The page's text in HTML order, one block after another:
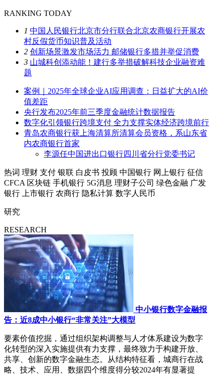
RANKING TODAY
1 中国人民银行北京市分行联合北京农商银行开展农
村反假货币知识普及活动
2 创新场景激发市场活力 邮储银行多措并举促消费
3 山城科创添动能！建行多举措破解科技企业融资难
题
案例｜2025年全球企业AI应用调查：日益扩大的AI价
值差距
央行发布2025年前三季度金融统计数据报告
数字化引领银行跨境支付 全力支撑实体经济跨境前行
青岛农商银行获上海清算所清算会员资格，系山东省
内农商银行首家
李源任中国进出口银行四川省分行党委书记
热词 理财 支付 银联 白皮书 投顾 中国银行 网上银行 征信
CFCA 区块链 手机银行 5G消息 理财子公司 绿色金融 广发
银行
上市银行 农商行 隐私计算 数字人民币
研究
RESEARCH
中小银行数字金融报
告：近8成中小银行“非常关注”大模型
要素价值挖掘，通过组织架构调整与人才体系建设为数字
化转型的深入实施提供有力支撑，最终致力于构建开放、
共享、创新的数字金融生态。从结构特征看，城商行在战
略、技术、应用、数据四个维度得分较2024年有显著提